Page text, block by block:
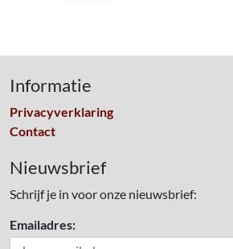
Informatie
Privacyverklaring
Contact
Nieuwsbrief
Schrijf je in voor onze nieuwsbrief:
Emailadres: